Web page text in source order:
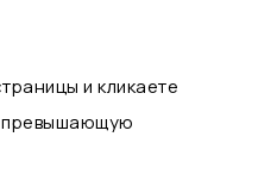
и кликаете